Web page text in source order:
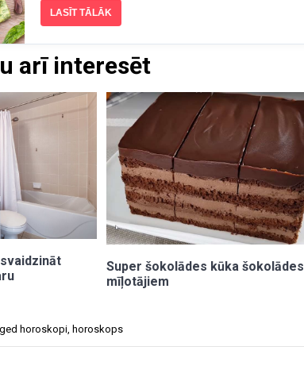
arī interesēt
Super šokolādes kūka šokolādes
mīļotājiem
LASĪT TĀLĀK
horoskopi, horoskops